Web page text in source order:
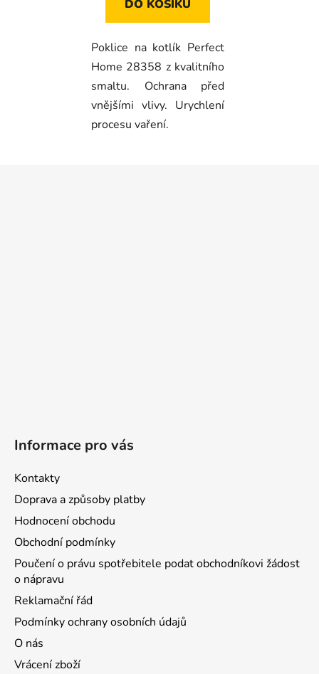
DO KOŠÍKU
Poklice na kotlík Perfect
Home 28358 z kvalitního
smaltu. Ochrana před
vnějšími vlivy. Urychlení
procesu vaření.
Informace pro vás
Kontakty
Doprava a způsoby platby
Hodnocení obchodu
Obchodní podmínky
Poučení o právu spotřebitele podat obchodníkovi žádost
o nápravu
Reklamační řád
Podmínky ochrany osobních údajů
O nás
Vrácení zboží